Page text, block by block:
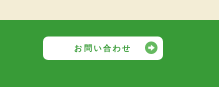
お問い合わせ